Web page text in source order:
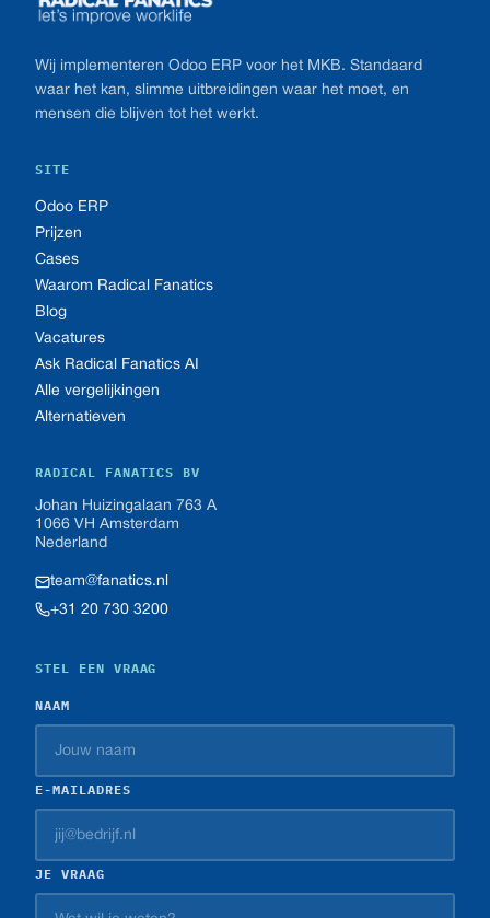
Wij implementeren Odoo ERP voor het MKB. Standaard
waar het kan, slimme uitbreidingen waar het moet, en
mensen die blijven tot het werkt.
SITE
Odoo ERP
Prijzen
Cases
Waarom Radical Fanatics
Blog
Vacatures
Ask Radical Fanatics AI
Alle vergelijkingen
Alternatieven
RADICAL FANATICS BV
Johan Huizingalaan 763 A
1066 VH Amsterdam
Nederland
team@fanatics.nl
+31 20 730 3200
STEL EEN VRAAG
NAAM
E-MAILADRES
JE VRAAG